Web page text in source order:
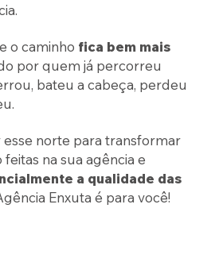
o caminho fica bem mais
por quem já percorreu
bateu a cabeça, perdeu
esse norte para transformar
feitas na sua agência e
a qualidade das
Enxuta é para você!